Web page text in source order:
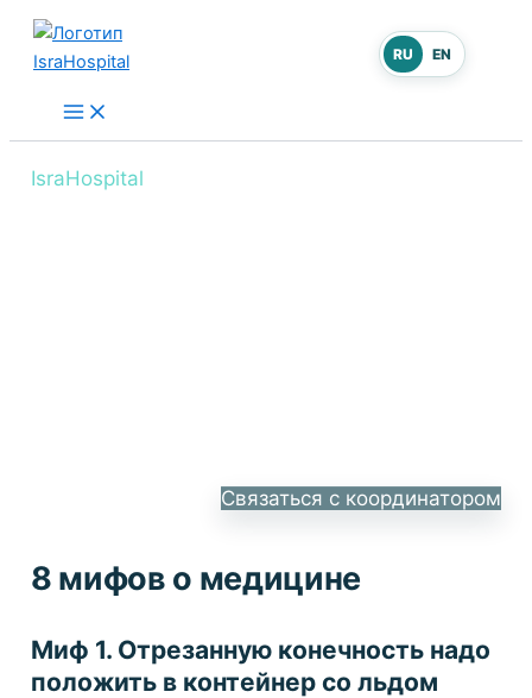
Перейти
IsraHospital
Связаться с координатором
8 мифов о медицине
Миф 1. Отрезанную конечность надо
положить в контейнер со льдом
RU EN